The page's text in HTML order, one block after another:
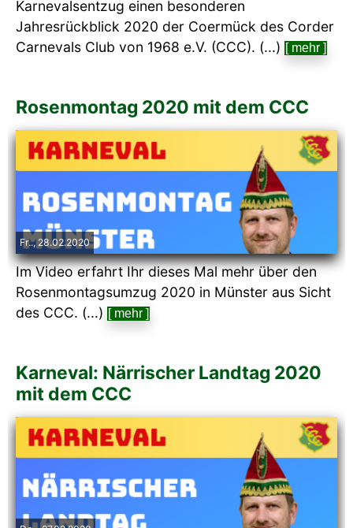
Karnevalsentzug einen besonderen
Jahresrückblick 2020 der Coermück des Corder
Carnevals Club von 1968 e.V. (CCC). (...) [ mehr ]
Rosenmontag 2020 mit dem CCC
Fr.., 28.02.2020
Im Video erfahrt Ihr dieses Mal mehr über den
Rosenmontagsumzug 2020 in Münster aus Sicht
des CCC. (...) [ mehr ]
Karneval: Närrischer Landtag 2020
mit dem CCC